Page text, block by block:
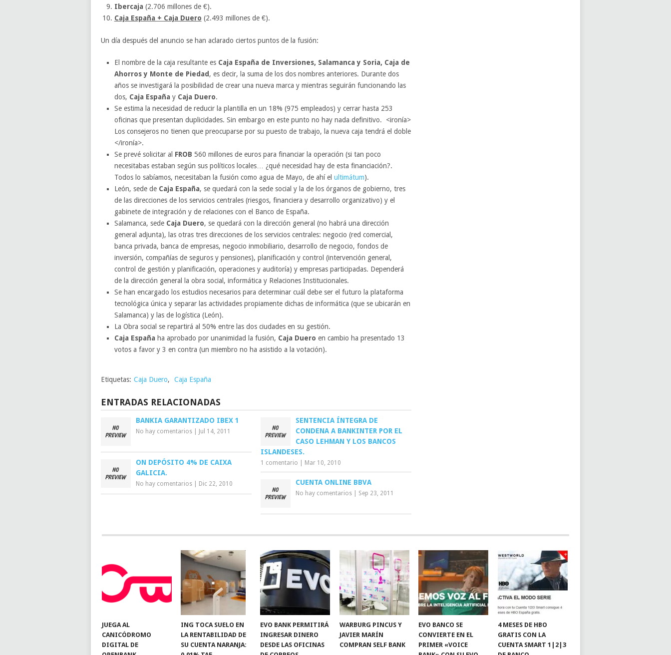
Ibercaja (2.706 millones de €).
Caja España + Caja Duero (2.493 millones de €).
Un día después del anuncio se han aclarado ciertos puntos de la fusión:
El nombre de la caja resultante es Caja España de Inversiones, Salamanca y Soria, Caja de
Ahorros y Monte de Piedad , es decir, la suma de los dos nombres anteriores. Durante dos
años se investigará la posibilidad de crear una nueva marca y mientras seguirán funcionando las
dos, Caja España y Caja Duero.
Se estima la necesidad de reducir la plantilla en un 18% (975 empleados) y cerrar hasta 253
oficinas que presentan duplicidades. Sin embargo en este punto no hay nada definitivo. <ironía>
Los consejeros no tienen que preocuparse por su puesto de trabajo, la nueva caja tendrá el doble
</ironía>.
Se prevé solicitar al FROB 560 millones de euros para financiar la operación (si tan poco
necesitabas estaban según sus políticos locales… ¿qué necesidad hay de esta financiación?.
Todos lo sabíamos, necesitaban la fusión como agua de Mayo, de ahí el ultimátum).
León, sede de Caja España, se quedará con la sede social y la de los órganos de gobierno, tres
de las direcciones de los servicios centrales (riesgos, financiera y desarrollo organizativo) y el
gabinete de integración y de relaciones con el Banco de España.
Salamanca, sede Caja Duero, se quedará con la dirección general (no habrá una dirección
general adjunta), las otras tres direcciones de los servicios centrales: negocio (red comercial,
banca privada, banca de empresas, negocio inmobiliario, desarrollo de negocio, fondos de
inversión, compañías de seguros y pensiones), planificación y control (intervención general,
control de gestión y planificación, operaciones y auditoría) y empresas participadas. Dependerá
de la dirección general la obra social, informática y Relaciones Institucionales.
Se han encargado los estudios necesarios para determinar cuál debe ser el futuro la plataforma
tecnológica única y separar las actividades propiamente dichas de informática (que se ubicarán en
Salamanca) y las de logística (León).
La Obra social se repartirá al 50% entre las dos ciudades en su gestión.
Caja España ha aprobado por unanimidad la fusión, Caja Duero en cambio ha presentado 13
votos a favor y 3 en contra (un miembro no ha asistido a la votación).
Etiquetas: Caja Duero, Caja España
ENTRADAS RELACIONADAS
BANKIA GARANTIZADO IBEX 1
No hay comentarios Jul 14, 2011
SENTENCIA ÍNTEGRA DE
CONDENA A BANKINTER POR EL
CASO LEHMAN Y LOS BANCOS
ISLANDESES.
1 comentario Mar 10, 2010
ON DEPÓSITO 4% DE CAIXA
GALICIA.
No hay comentarios Dic 22, 2010 CUENTA ONLINE BBVA
No hay comentarios Sep 23, 2011
JUEGA AL
CANICÓDROMO
DIGITAL DE
ING TOCA SUELO EN
LA RENTABILIDAD DE
SU CUENTA NARANJA:
EVO BANK PERMITIRÁ
INGRESAR DINERO
DESDE LAS OFICINAS
WARBURG PINCUS Y
JAVIER MARÍN
COMPRAN SELF BANK
EVO BANCO SE
CONVIERTE EN EL
PRIMER «VOICE
4 MESES DE HBO
GRATIS CON LA
CUENTA SMART 1|2|3